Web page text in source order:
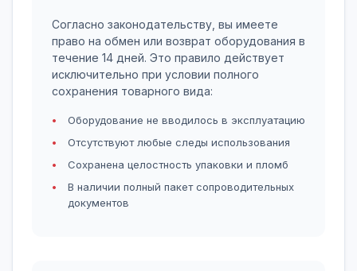
Согласно законодательству, вы имеете
право на обмен или возврат оборудования в
течение 14 дней. Это правило действует
исключительно при условии полного
сохранения товарного вида:
Оборудование не вводилось в эксплуатацию
Отсутствуют любые следы использования
Сохранена целостность упаковки и пломб
В наличии полный пакет сопроводительных
документов